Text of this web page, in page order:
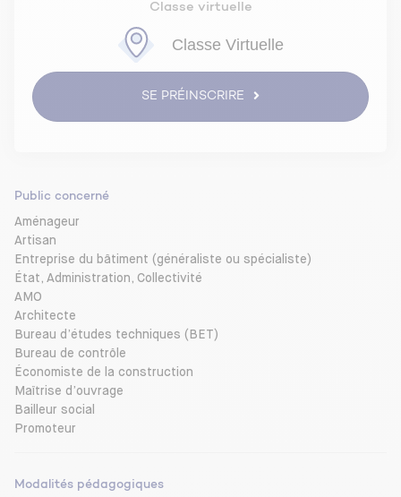
Classe virtuelle
Classe Virtuelle
SE PRÉINSCRIRE
Public concerné
Aménageur
Artisan
Entreprise du bâtiment (généraliste ou spécialiste)
État, Administration, Collectivité
AMO
Architecte
Bureau d’études techniques (BET)
Bureau de contrôle
Économiste de la construction
Maîtrise d’ouvrage
Bailleur social
Promoteur
Modalités pédagogiques